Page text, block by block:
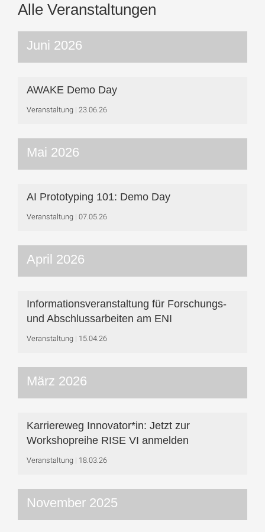
Alle Veranstaltungen
Juni 2026
AWAKE Demo Day
Veranstaltung 23.06.26
Mai 2026
AI Prototyping 101: Demo Day
Veranstaltung 07.05.26
April 2026
Informationsveranstaltung für Forschungs-
und Abschlussarbeiten am ENI
Veranstaltung 15.04.26
März 2026
Karriereweg Innovator*in: Jetzt zur
Workshop­reihe RISE VI anmelden
Veranstaltung 18.03.26
November 2025